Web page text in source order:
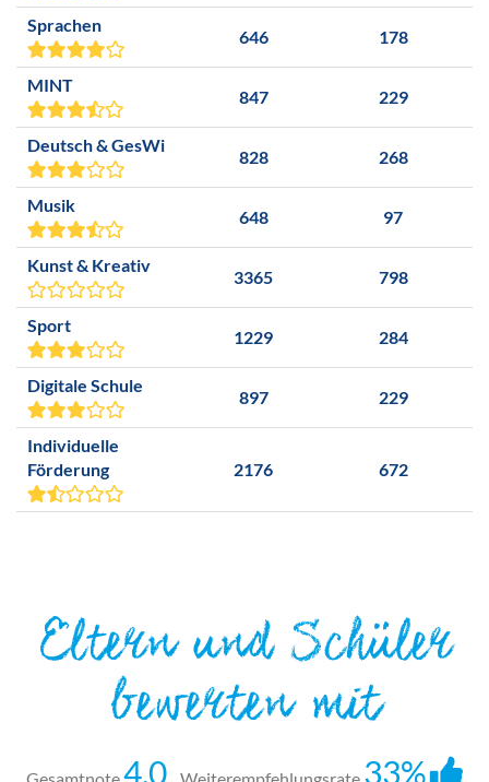
Sprachen
646 178
MINT
847 229
Deutsch & GesWi
828 268
Musik
648 97
Kunst & Kreativ
3365 798
Sport
1229 284
Digitale Schule
897 229
Individuelle
Förderung
2176 672
Eltern und Schüler
bewerten mit
4,0 33%